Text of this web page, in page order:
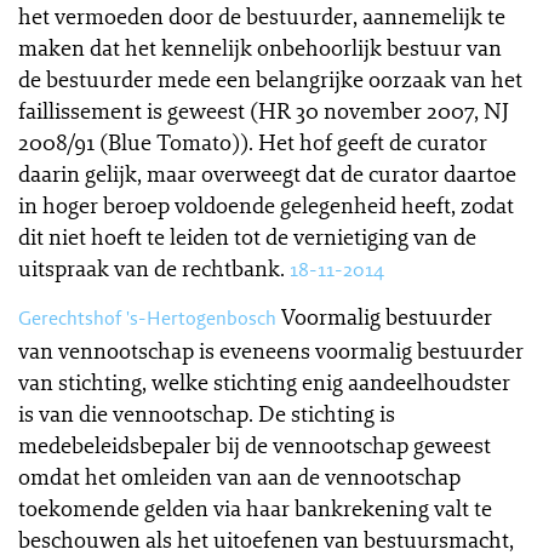
het vermoeden door de bestuurder, aannemelijk te
maken dat het kennelijk onbehoorlijk bestuur van
de bestuurder mede een belangrijke oorzaak van het
faillissement is geweest (HR 30 november 2007, NJ
2008/91 (Blue Tomato)). Het hof geeft de curator
daarin gelijk, maar overweegt dat de curator daartoe
in hoger beroep voldoende gelegenheid heeft, zodat
dit niet hoeft te leiden tot de vernietiging van de
uitspraak van de rechtbank. 18-11-2014
Gerechtshof 's-Hertogenbosch Voormalig bestuurder
van vennootschap is eveneens voormalig bestuurder
van stichting, welke stichting enig aandeelhoudster
is van die vennootschap. De stichting is
medebeleidsbepaler bij de vennootschap geweest
omdat het omleiden van aan de vennootschap
toekomende gelden via haar bankrekening valt te
beschouwen als het uitoefenen van bestuursmacht,